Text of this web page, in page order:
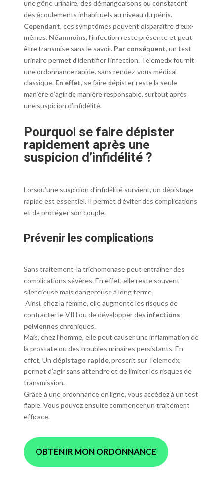
une gêne urinaire, des démangeaisons ou constatent
des écoulements inhabituels au niveau du pénis.
Cependant, ces symptômes peuvent disparaître d’eux-
mêmes. Néanmoins, l’infection reste présente et peut
être transmise sans le savoir. Par conséquent, un test
urinaire permet d’identifier l’infection. Telemedx fournit
une ordonnance rapide, sans rendez-vous médical
classique. En effet, se faire dépister reste la seule
manière d’agir de manière responsable, surtout après
une suspicion d’infidélité.
Pourquoi se faire dépister
rapidement après une
suspicion d’infidélité ?
Lorsqu’une suspicion d’infidélité survient, un dépistage
rapide est essentiel. Il permet d’éviter des complications
et de protéger son couple.
Prévenir les complications
Sans traitement, la trichomonase peut entraîner des
complications sévères. En effet, elle reste souvent
silencieuse mais dangereuse à long terme.
Ainsi, chez la femme, elle augmente les risques de
contracter le VIH ou de développer des infections
pelviennes chroniques.
Mais, chez l’homme, elle peut causer une inflammation de
la prostate ou des troubles urinaires persistants. En
effet, Un dépistage rapide, prescrit sur Telemedx,
permet d’agir sans attendre et de limiter les risques de
transmission.
Grâce à une ordonnance en ligne, vous accédez à un test
fiable. Vous pouvez ensuite commencer un traitement
efficace.
OBTENIR MON ORDONNANCE